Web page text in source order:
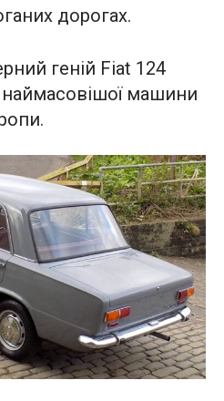
дорогах.
геній Fiat 124
машини